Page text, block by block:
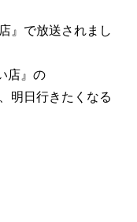
』で放送されまし
店』の
明日行きたくなる